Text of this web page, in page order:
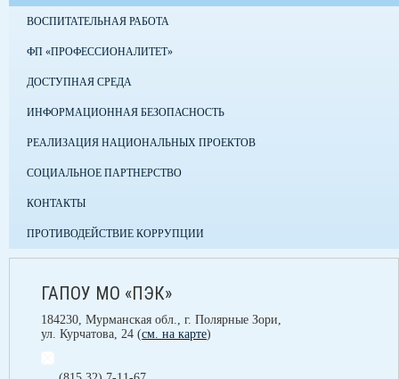
ВОСПИТАТЕЛЬНАЯ РАБОТА
ФП «ПРОФЕССИОНАЛИТЕТ»
ДОСТУПНАЯ СРЕДА
ИНФОРМАЦИОННАЯ БЕЗОПАСНОСТЬ
РЕАЛИЗАЦИЯ НАЦИОНАЛЬНЫХ ПРОЕКТОВ
СОЦИАЛЬНОЕ ПАРТНЕРСТВО
КОНТАКТЫ
ПРОТИВОДЕЙСТВИЕ КОРРУПЦИИ
ГАПОУ МО «ПЭК»
184230, Мурманская обл., г. Полярные Зори,
ул. Курчатова, 24 (см. на карте)